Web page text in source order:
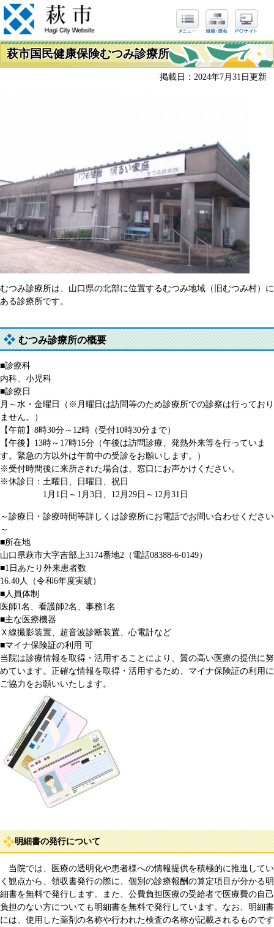
萩市国民健康保険むつみ診療所
掲載日：2024年7月31日更新
むつみ診療所は、山口県の北部に位置するむつみ地域（旧むつみ村）に
ある診療所です。
むつみ診療所の概要
■診療科
内科、小児科
■診療日
月～水・金曜日（※月曜日は訪問等のため診療所での診察は行っており
ません。）
【午前】8時30分～12時（受付10時30分まで）
【午後】13時～17時15分（午後は訪問診療、発熱外来等を行っていま
す。緊急の方以外は午前中の受診をお願いします。）
※受付時間後に来所された場合は、窓口にお声かけください。
※休診日：土曜日、日曜日、祝日
1月1日～1月3日、12月29日～12月31日
～診療日・診療時間等詳しくは診療所にお電話でお問い合わせください
～
■所在地
山口県萩市大字吉部上3174番地2（電話08388-6-0149）
■1日あたり外来患者数
16.40人（令和6年度実績）
■人員体制
医師1名、看護師2名、事務1名
■主な医療機器
Ｘ線撮影装置、超音波診断装置、心電計など
■マイナ保険証の利用 可
当院は診療情報を取得・活用することにより、質の高い医療の提供に努
めています。正確な情報を取得・活用するため、マイナ保険証の利用に
ご協力をお願いいたします。
明細書の発行について
当院では、医療の透明化や患者様への情報提供を積極的に推進してい
く観点から、領収書発行の際に、個別の診療報酬の算定項目が分かる明
細書を無料で発行します。また、公費負担医療の受給者で医療費の自己
負担のない方についても明細書を無料で発行しています。なお、明細書
には、使用した薬剤の名称や行われた検査の名称が記載されるものです